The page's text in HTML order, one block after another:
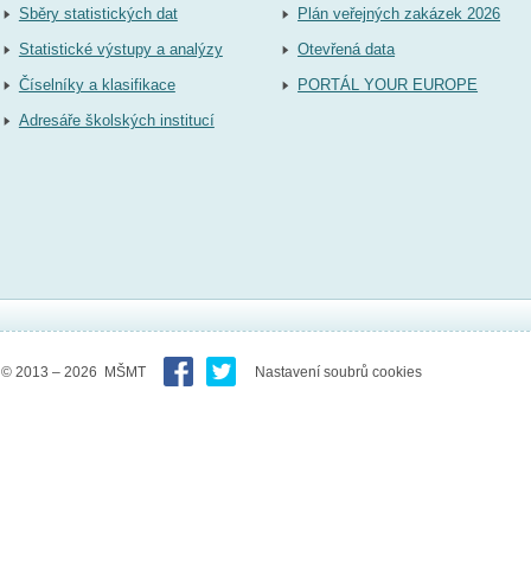
Sběry statistických dat
Statistické výstupy a analýzy
Číselníky a klasifikace
Adresáře školských institucí
Plán veřejných zakázek 2026
Otevřená data
PORTÁL YOUR EUROPE
© 2013 – 2026 MŠMT Nastavení soubrů cookies